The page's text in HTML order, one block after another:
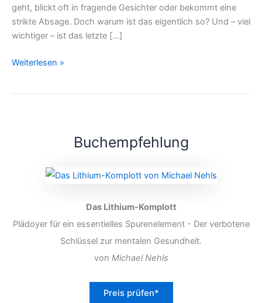
geht, blickt oft in fragende Gesichter oder bekommt eine
strikte Absage. Doch warum ist das eigentlich so? Und – viel
wichtiger – ist das letzte […]
Weiterlesen »
Buchempfehlung
Das Lithium-Komplott
Plädoyer für ein essentielles Spurenelement - Der verbotene
Schlüssel zur mentalen Gesundheit.
von Michael Nehls
Preis prüfen*